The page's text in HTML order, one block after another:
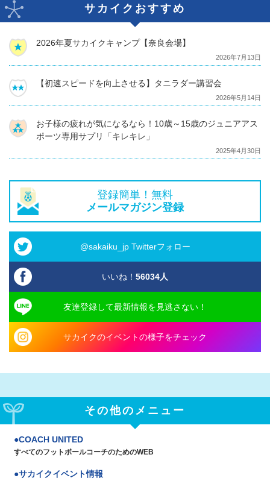
サカイクおすすめ
2026年夏サカイクキャンプ【奈良会場】
2026年7月13日
【初速スピードを向上させる】タニラダー講習会
2026年5月14日
お子様の疲れが気になるなら！10歳～15歳のジュニアアス
ポーツ専用サプリ「キレキレ」
2025年4月30日
登録簡単！無料
メールマガジン登録
@sakaiku_jp Twitterフォロー
いいね！ 56034人
友達登録して最新情報を見逃さない！
サカイクのイベントの様子をチェック
その他のメニュー
COACH UNITED
すべてのフットボールコーチのためのWEB
サカイクイベント情報